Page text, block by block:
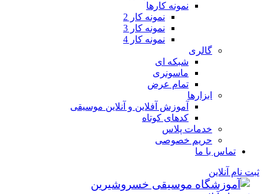
نمونه کارها
نمونه کار 2
نمونه کار 3
نمونه کار 4
گالری
شبکه ای
ماسونری
تمام عرض
ابزارها
آموزش آفلاین و آنلاین موسیقی
کدهای کوتاه
خدمات پلاس
حریم خصوصی
تماس با ما
ثبت نام آنلاین